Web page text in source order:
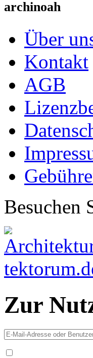
archinoah
Über
Kontakt
AGB
Besuchen
Zur